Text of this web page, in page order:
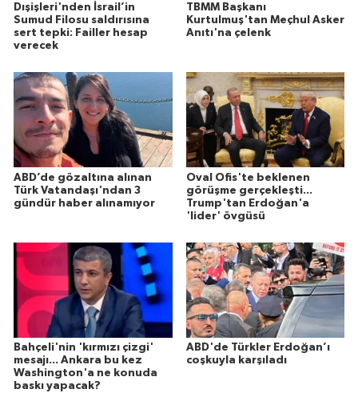
Dışişleri'nden İsrail’in
Sumud Filosu saldırısına
sert tepki: Failler hesap
verecek
TBMM Başkanı
Kurtulmuş'tan Meçhul Asker
Anıtı'na çelenk
ABD’de gözaltına alınan
Türk Vatandaşı'ndan 3
gündür haber alınamıyor
Oval Ofis'te beklenen
görüşme gerçekleşti...
Trump'tan Erdoğan'a
'lider' övgüsü
Bahçeli'nin 'kırmızı çizgi'
mesajı... Ankara bu kez
Washington'a ne konuda
baskı yapacak?
ABD'de Türkler Erdoğan’ı
coşkuyla karşıladı